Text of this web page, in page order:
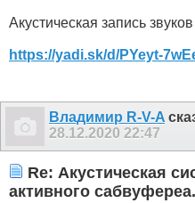
Акустическая запись звуков
https://yadi.sk/d/PYeyt-
Владимир R-V-A
28.12.2020 22:47
Re: Акустическая
активного сабвуфереа.